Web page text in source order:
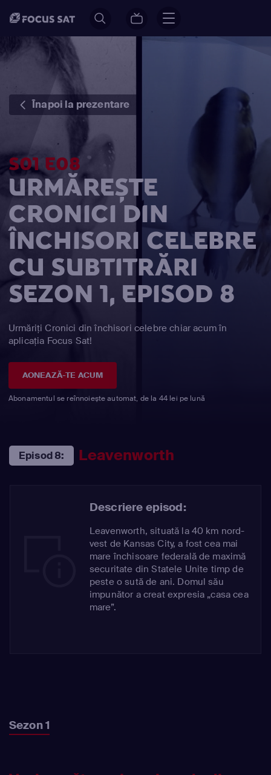
Înapoi la prezentare
S01 E08
URMĂREȘTE
CRONICI DIN
ÎNCHISORI CELEBRE
CU SUBTITRĂRI
SEZON 1, EPISOD 8
Urmăriți Cronici din închisori celebre chiar acum în
aplicația Focus Sat!
AONEAZĂ-TE ACUM
Abonamentul se reînnoiește automat, de la 44 lei pe lună
Episod 8: Leavenworth
Descriere episod:
Leavenworth, situată la 40 km nord-
vest de Kansas City, a fost cea mai
mare închisoare federală de maximă
securitate din Statele Unite timp de
peste o sută de ani. Domul său
impunător a creat expresia „casa cea
mare”.
Sezon 1